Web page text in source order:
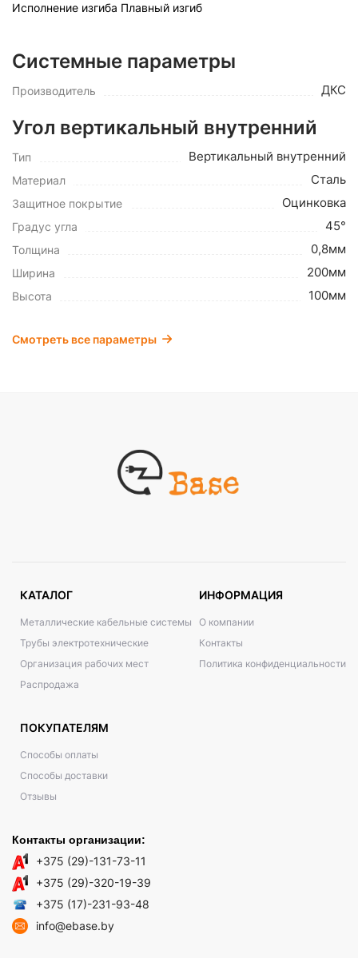
Исполнение изгиба Плавный изгиб
Системные параметры
Производитель ДКС
Угол вертикальный внутренний
Тип Вертикальный внутренний
Материал Сталь
Защитное покрытие Оцинковка
Градус угла 45°
Толщина 0,8мм
Ширина 200мм
Высота 100мм
Смотреть все параметры
КАТАЛОГ
Металлические кабельные системы
Трубы электротехнические
Организация рабочих мест
Распродажа
ИНФОРМАЦИЯ
О компании
Контакты
Политика конфиденциальности
ПОКУПАТЕЛЯМ
Способы оплаты
Способы доставки
Отзывы
Контакты организации:
+375 (29)-131-73-11
+375 (29)-320-19-39
+375 (17)-231-93-48
info@ebase.by